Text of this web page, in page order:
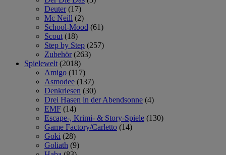
Deuter (17)
Mc Neill (2)
School-Mood (61)
Scout (18)
Step by Step (257)
Zubehör (263)
Spielewelt (2018)
Amigo (117)
Asmodee (137)
Denkriesen (30)
Drei Hasen in der Abendsonne (4)
EMF (14)
Escape-, Krimi- & Story-Spiele (130)
Game Factory/Carletto (14)
Goki (28)
Goliath (9)